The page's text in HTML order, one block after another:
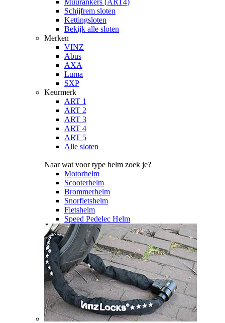
Muurankers (ART4)
Schijfrem sloten
Kettingsloten
Bekijk alle sloten
Merken
VINZ
Abus
AXA
Luma
SXP
Keurmerk
ART 1
ART 2
ART 3
ART 4
ART 5
Alle sloten
Naar wat voor type helm zoek je?
Motorhelm
Scooterhelm
Brommerhelm
Snorfietshelm
Fietshelm
Speed Pedelec Helm